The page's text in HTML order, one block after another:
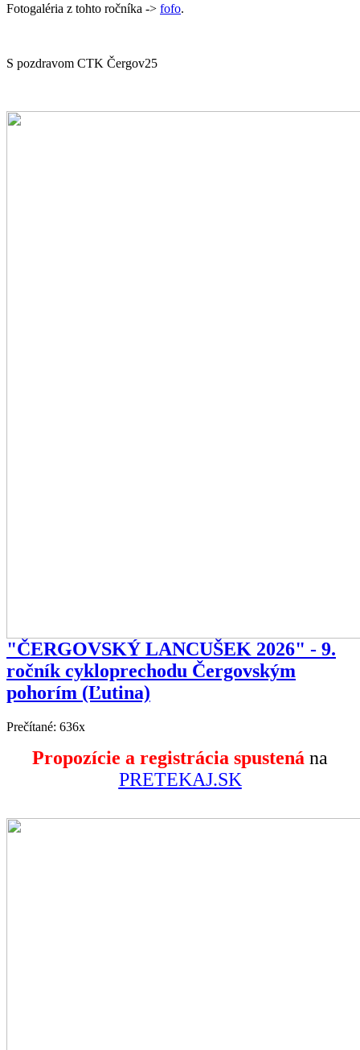
Fotogaléria z tohto ročníka -> fofo.
S pozdravom CTK Čergov25
"ČERGOVSKÝ LANCUŠEK 2026" - 9.
ročník cykloprechodu Čergovským
pohorím (Ľutina)
Prečítané: 636x
Propozície a registrácia spustená na
PRETEKAJ.SK